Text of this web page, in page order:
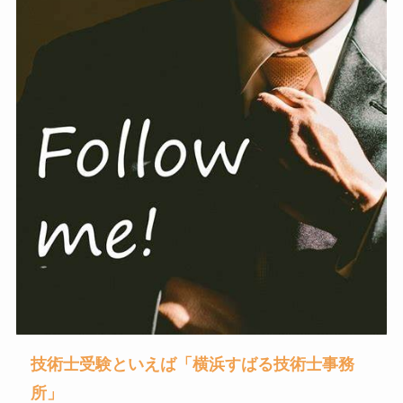
技術士受験といえば「横浜すばる技術士事務
所」